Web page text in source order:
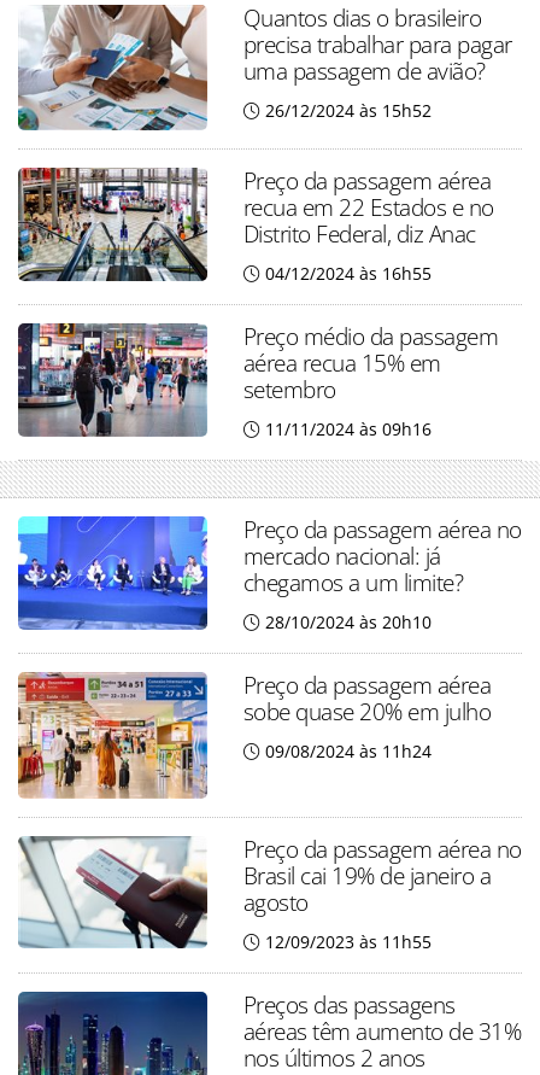
Quantos dias o brasileiro
precisa trabalhar para pagar
uma passagem de avião?
26/12/2024 às 15h52
Preço da passagem aérea
recua em 22 Estados e no
Distrito Federal, diz Anac
04/12/2024 às 16h55
Preço médio da passagem
aérea recua 15% em
setembro
11/11/2024 às 09h16
Preço da passagem aérea no
mercado nacional: já
chegamos a um limite?
28/10/2024 às 20h10
Preço da passagem aérea
sobe quase 20% em julho
09/08/2024 às 11h24
Preço da passagem aérea no
Brasil cai 19% de janeiro a
agosto
12/09/2023 às 11h55
Preços das passagens
aéreas têm aumento de 31%
nos últimos 2 anos